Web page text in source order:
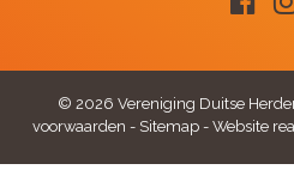
© 2026 Vereniging Duitse
voorwaarden - Sitemap- Website